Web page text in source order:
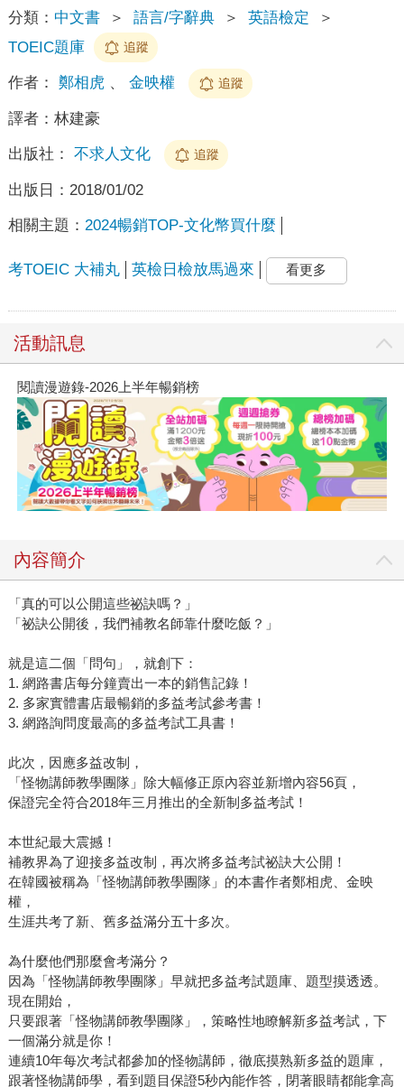
分類： 中文書 ＞ 語言/字辭典 ＞ 英語檢定
＞
TOEIC題庫
追蹤
作者： 鄭相虎 、 金映權 追蹤
譯者： 林建豪
出版社： 不求人文化 追蹤
出版日： 2018/01/02
相關主題： 2024暢銷TOP-文化幣買什麼
考TOEIC 大補丸 英檢日檢放馬過來 看更多
活動訊息
閱讀漫遊錄-2026上半年暢銷榜
內容簡介
「真的可以公開這些祕訣嗎？」
「祕訣公開後，我們補教名師靠什麼吃飯？」
就是這二個「問句」，就創下：
1. 網路書店每分鐘賣出一本的銷售記錄！
2. 多家實體書店最暢銷的多益考試參考書！
3. 網路詢問度最高的多益考試工具書！
此次，因應多益改制，
「怪物講師教學團隊」除大幅修正原內容並新增內容56頁，
保證完全符合2018年三月推出的全新制多益考試！
本世紀最大震撼！
補教界為了迎接多益改制，再次將多益考試祕訣大公開！
在韓國被稱為「怪物講師教學團隊」的本書作者鄭相虎、金映
權，
生涯共考了新、舊多益滿分五十多次。
為什麼他們那麼會考滿分？
因為「怪物講師教學團隊」早就把多益考試題庫、題型摸透透。
現在開始，
只要跟著「怪物講師教學團隊」，策略性地瞭解新多益考試，下
一個滿分就是你！
連續10年每次考試都參加的怪物講師，徹底摸熟新多益的題庫，
跟著怪物講師學，看到題目保證5秒內能作答，閉著眼睛都能拿高